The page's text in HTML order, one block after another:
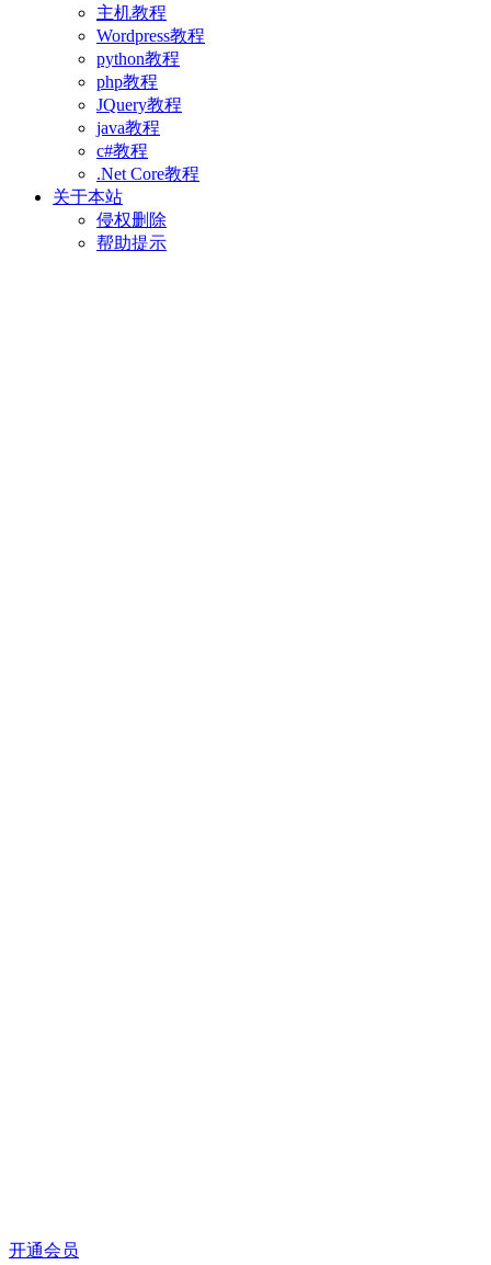
主机教程
Wordpress教程
python教程
php教程
JQuery教程
java教程
c#教程
.Net Core教程
关于本站
侵权删除
帮助提示
开通会员